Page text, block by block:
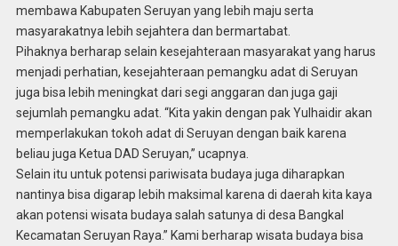
membawa Kabupaten Seruyan yang lebih maju serta
masyarakatnya lebih sejahtera dan bermartabat.
Pihaknya berharap selain kesejahteraan masyarakat yang harus
menjadi perhatian, kesejahteraan pemangku adat di Seruyan
juga bisa lebih meningkat dari segi anggaran dan juga gaji
sejumlah pemangku adat. “Kita yakin dengan pak Yulhaidir akan
memperlakukan tokoh adat di Seruyan dengan baik karena
beliau juga Ketua DAD Seruyan,” ucapnya.
Selain itu untuk potensi pariwisata budaya juga diharapkan
nantinya bisa digarap lebih maksimal karena di daerah kita kaya
akan potensi wisata budaya salah satunya di desa Bangkal
Kecamatan Seruyan Raya.” Kami berharap wisata budaya bisa